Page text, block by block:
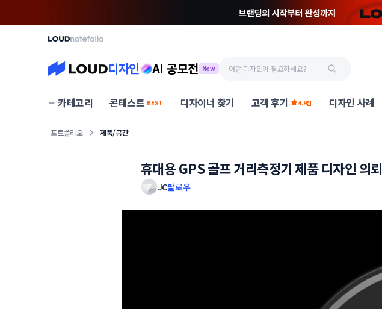
디자인 AI 공모전 New
카테고리 콘테스트 BEST 디자이너 찾기 고객 후기 4.9점 디자인 사례
포트폴리오 제품/공간
휴대용 GPS 골프 거리측정기 제품 디자인 의뢰
JC팔로우